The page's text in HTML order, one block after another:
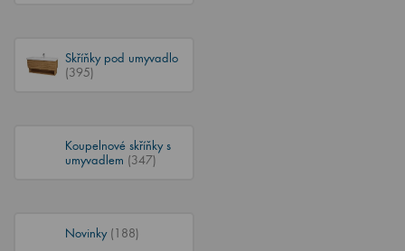
Skříňky pod umyvadlo
(395)
Koupelnové skříňky s
umyvadlem (347)
Novinky (188)